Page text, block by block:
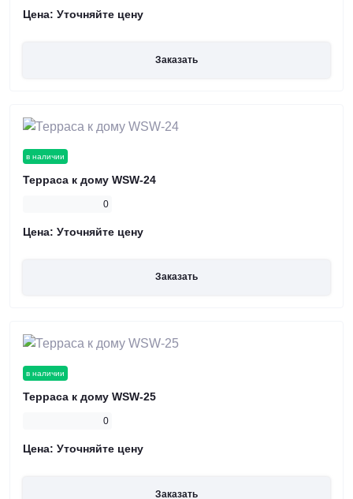
Цена: Уточняйте цену
Заказать
в наличии
Терраса к дому WSW-24
0
Цена: Уточняйте цену
Заказать
в наличии
Терраса к дому WSW-25
0
Цена: Уточняйте цену
Заказать